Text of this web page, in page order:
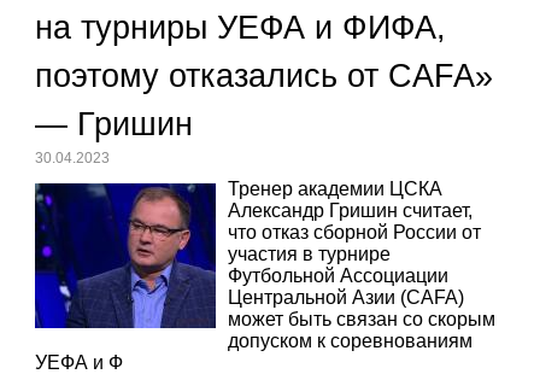
на турниры УЕФА и ФИФА,
поэтому отказались от CAFA»
— Гришин
30.04.2023
Тренер академии ЦСКА
Александр Гришин считает,
что отказ сборной России от
участия в турнире
Футбольной Ассоциации
Центральной Азии (CAFA)
может быть связан со скорым
допуском к соревнованиям
УЕФА и Ф